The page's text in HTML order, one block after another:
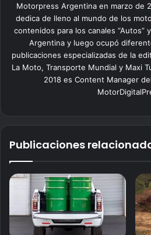
Motorpress Argentina en marzo de
dedica de lleno al mundo de los
contenidos para los canales “Autos”
Argentina y luego ocupó
publicaciones especializadas de la
La Moto, Transporte Mundial y Maxi
2018 es Content Manager
Publicaciones